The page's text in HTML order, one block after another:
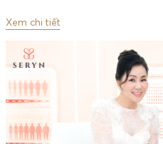
Xem chi tiết